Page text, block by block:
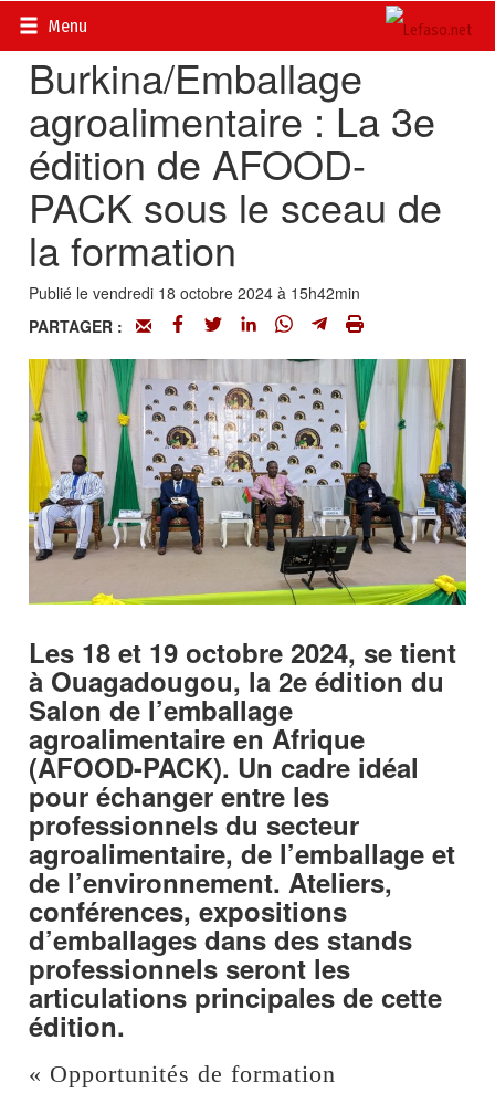
Menu
Accueil>
Burkina/Emballage
agroalimentaire : La 3e
édition de AFOOD-
PACK sous le sceau de
la formation
Publié le vendredi 18 octobre 2024 à 15h42min
PARTAGER :
Les 18 et 19 octobre 2024, se tient
à Ouagadougou, la 2e édition du
Salon de l’emballage
agroalimentaire en Afrique
(AFOOD-PACK). Un cadre idéal
pour échanger entre les
professionnels du secteur
agroalimentaire, de l’emballage et
de l’environnement. Ateliers,
conférences, expositions
d’emballages dans des stands
professionnels seront les
articulations principales de cette
édition.
« Opportunités de formation